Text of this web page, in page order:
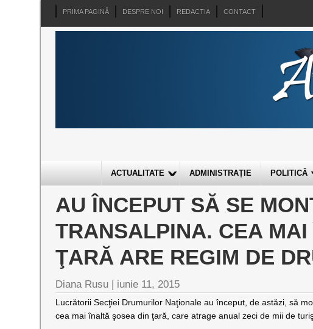
PRIMA PAGINĂ DESPRE NOI REDACTIA CONTACT
ACTUALITATE ADMINISTRAȚIE POLITICĂ
AU ÎNCEPUT SĂ SE
TRANSALPINA. CEA
ŢARĂ ARE REGIM DE
Diana Rusu | iunie 11, 2015
Lucrătorii Secţiei Drumurilor Naţionale au început, de astăzi, să
cea mai înaltă şosea din ţară, care atrage anual zeci de mii de